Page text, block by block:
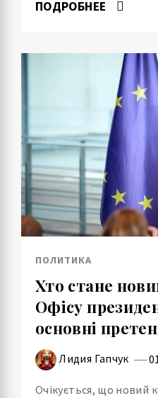
ПОДРОБНЕЕ
ПОЛИТИКА
Хто стане
Офісу
основні
Лидия Гапчук
Очікується, що новий